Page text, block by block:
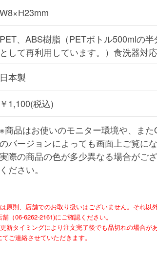
W8×H23mm
PET、ABS樹脂（PETボトル500mlの
として再利用しています。）食洗器対応
日本製
￥1,100(税込)
※商品はお使いのモニター環境や、ま
のバージョンによっても画面上ご覧にな
実際の商品の色が多少異なる場合がご
ください。
原則、店舗でのお取り扱いはございません。それ以
（06-6262-2161)にご確認ください。
新タイミングにより注文完了後でも品切れの場合が
ご連絡させていただきます。